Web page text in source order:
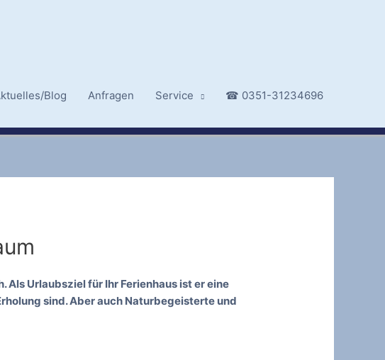
Blog Anfragen Service ☎ 0351-31234696
Als Urlaubsziel für Ihr Ferienhaus ist er eine
sind. Aber auch Naturbegeisterte und